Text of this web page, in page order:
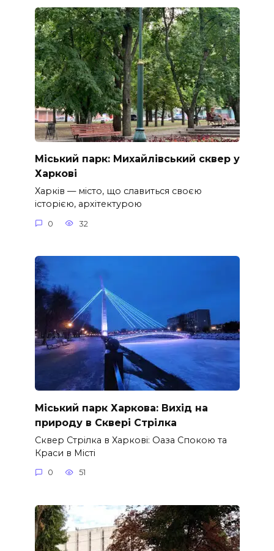
Міський парк: Михайлівський сквер у
Харкові
Харків — місто, що славиться своєю
історією, архітектурою
0 32
Міський парк Харкова: Вихід на
природу в Сквері Стрілка
Сквер Стрілка в Харкові: Оаза Спокою та
Краси в Місті
0 51